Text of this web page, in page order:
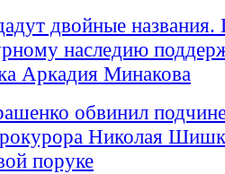
двойные названия.
наследию
Аркадия Минакова
обвинил
Николая
поруке